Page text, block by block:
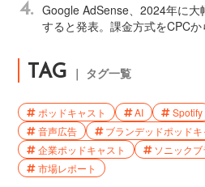
4. Google AdSense、2024年に
すると発表。課金方式をCPC
TAG ｜ タグ一覧
ポッドキャスト AI Spotify
音声広告
ブランデッドポッドキ
企業ポッドキャスト
ソニック
市場レポート